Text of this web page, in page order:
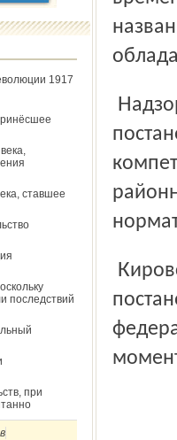
1917
ставшее
последствий
при
Надзорный орган считает, что при принятии
Кировский суд удовлетворил заявление прокурора, и